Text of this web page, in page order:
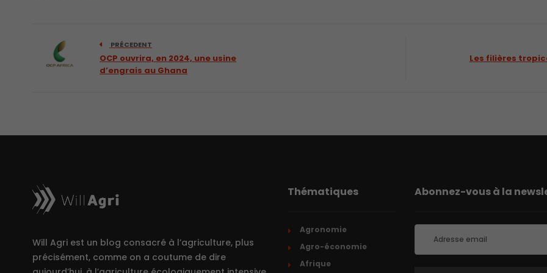
PRÉCEDENT
OCP ouvrira, en 2024, une usine
d’engrais au Ghana
Les filières
Will Agri est un blog consacré à l’agriculture, plus
précisément, comme on a coutume de dire
Thématiques
Agronomie
Agro-économie
Afrique
Abonnez-vous à la